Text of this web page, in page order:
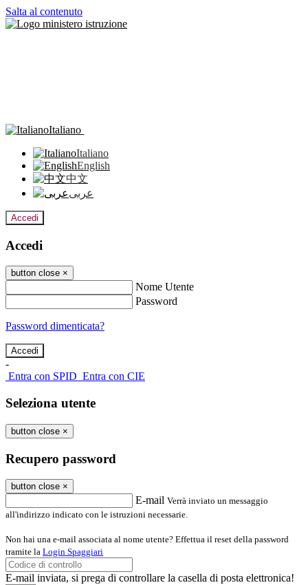
Salta al contenuto
Italiano
Italiano
English
中文
عربى
Accedi
Accedi
button close ×
Nome Utente
Password
Password dimenticata?
-
Entra con SPID Entra con CIE
Seleziona utente
button close ×
Recupero password
button close ×
E-mail Verrà inviato un messaggio
all'indirizzo indicato con le istruzioni necessarie.
Non hai una e-mail associata al nome utente? Effettua il reset della password
tramite la Login Spaggiari
E-mail inviata, si prega di controllare la casella di posta elettronica!